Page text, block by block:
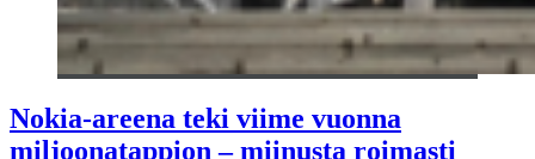
Nokia-areena teki viime vuonna
miljoonatappion – miinusta roimasti